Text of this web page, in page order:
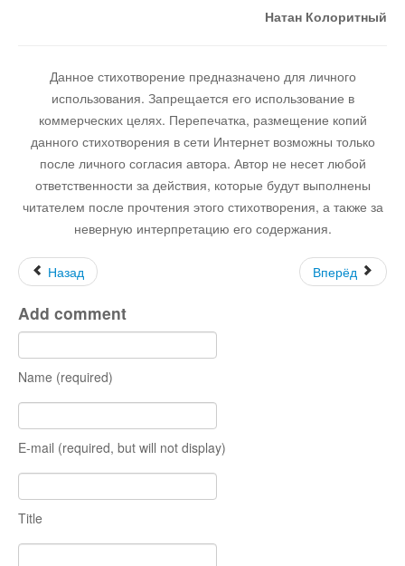
Натан Колоритный
Данное стихотворение предназначено для личного
использования. Запрещается его использование в
коммерческих целях. Перепечатка, размещение копий
данного стихотворения в сети Интернет возможны только
после личного согласия автора. Автор не несет любой
ответственности за действия, которые будут выполнены
читателем после прочтения этого стихотворения, а также за
неверную интерпретацию его содержания.
Назад Вперёд
Add comment
Name (required)
E-mail (required, but will not display)
Title